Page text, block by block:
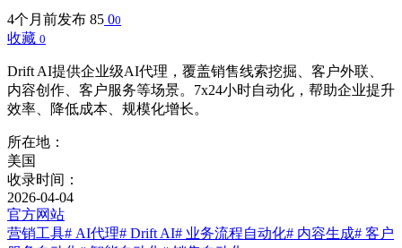
4个月前发布 85 00
收藏 0
Drift AI提供企业级AI代理，覆盖销售线索挖掘、客户外联、
内容创作、客户服务等场景。7x24小时自动化，帮助企业提升
效率、降低成本、规模化增长。
所在地：
美国
收录时间：
2026-04-04
官方网站
营销工具# AI代理# Drift AI# 业务流程自动化# 内容生成# 客户